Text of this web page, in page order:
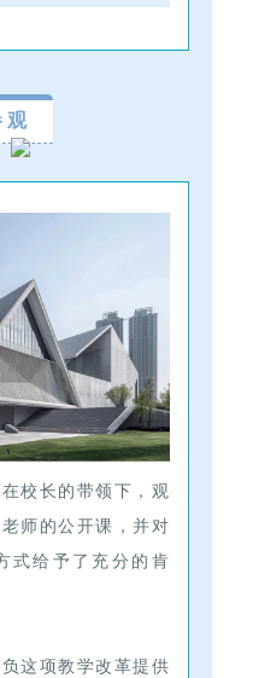
观
校长的带领下，观
师的公开课，并对
式给予了充分的肯
这项教学改革提供